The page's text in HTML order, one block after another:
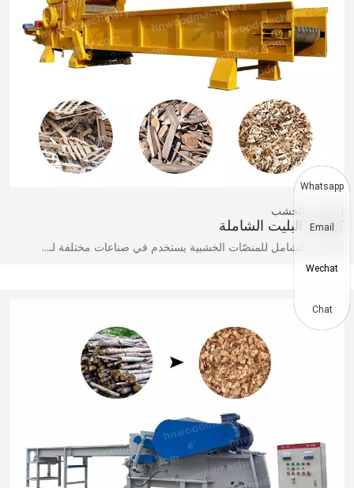
كسارة الخشب
كسارة البليت الشاملة
المكبس الشامل للمنصّات الخشبية يستخدم في صناعات مختلفة لـ…
Whatsapp
Email
Wechat
Chat